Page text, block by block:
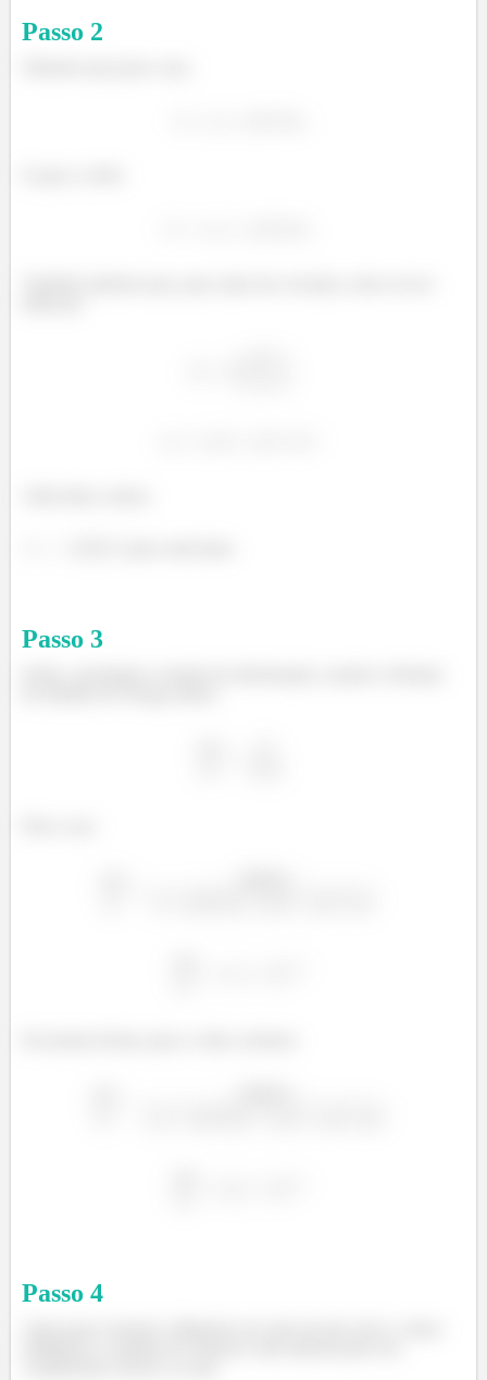
Passo 2
Passo 3
Passo 4